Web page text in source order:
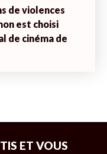
de violences
est choisi
de cinéma de
ET VOUS